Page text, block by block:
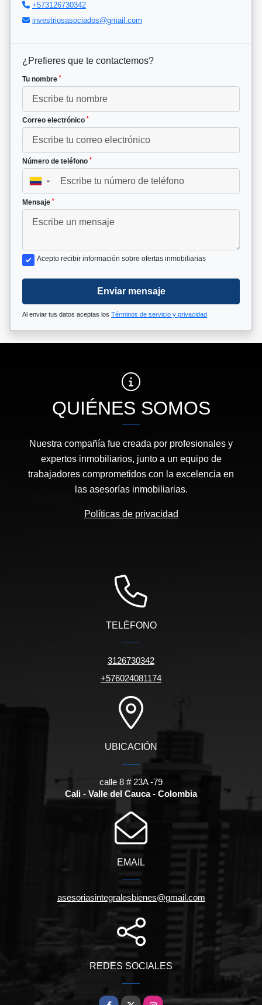
+573126730342
investriosasociados@gmail.com
¿Prefieres que te contactemos?
Tu nombre *
Correo electrónico *
Número de teléfono *
▼
Mensaje *
Acepto recibir información sobre ofertas inmobiliarias
Enviar mensaje
Al enviar tus datos aceptas los Términos de servicio y privacidad
QUIÉNES SOMOS
Nuestra compañía fue creada por profesionales y
expertos inmobiliarios, junto a un equipo de
trabajadores comprometidos con la excelencia en
las asesorías inmobiliarias.
Políticas de privacidad
TELÉFONO
3126730342
+576024081174
UBICACIÓN
calle 8 # 23A -79
Cali - Valle del Cauca - Colombia
EMAIL
asesoriasintegralesbienes@gmail.com
REDES SOCIALES